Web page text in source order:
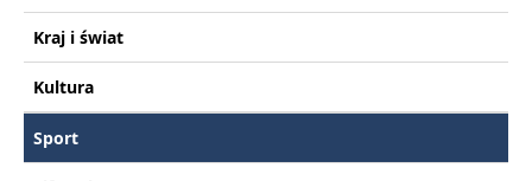
Kraj i świat
Kultura
Sport